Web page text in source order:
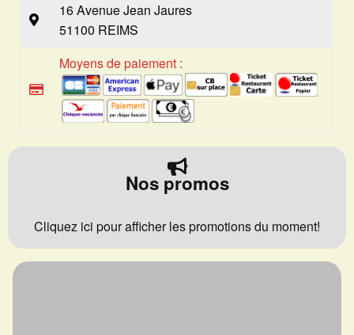
16 Avenue Jean Jaures
51100 REIMS
Moyens de paiement :
Nos promos
Cliquez ici pour afficher les promotions du moment!